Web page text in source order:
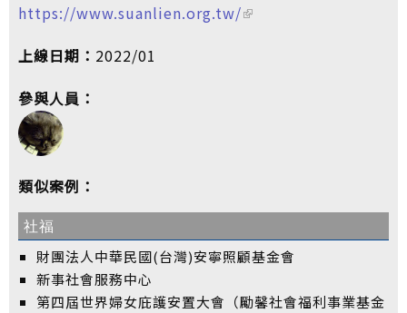
https://www.suanlien.org.tw/
上線日期： 2022/01
參與人員：
類似案例：
社福
財團法人中華民國(台灣)安寧照顧基金會
新事社會服務中心
第四屆世界婦女庇護安置大會（勵馨社會福利事業基金